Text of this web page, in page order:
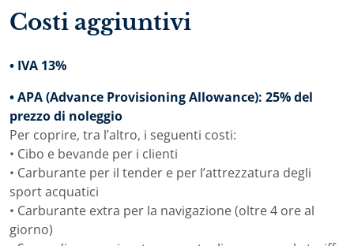
giornata e dell’ancoraggio, i pasti possono essere serviti
nel salone o all’esterno sul ponte di poppa. Pranzi
cittadina costiera sullo sfondo rendono la cucina parte
Per chi cerca uno yacht di lusso con equipaggio in
Croazia, Dalmatino offre un servizio curato, pasti
preparati a bordo, suggerimenti del capitano sulla rotta
e la privacy di uno yacht riservato esclusivamente al
proprio gruppo.
Sport acquatici a bordo di
Costi aggiuntivi
• IVA 13%
• APA (Advance Provisioning Allowance): 25% del
prezzo di noleggio
Per coprire, tra l’altro, i seguenti costi:
• Cibo e bevande per i clienti
• Carburante per il tender e per l’attrezzatura degli
sport acquatici
• Carburante extra per la navigazione (oltre 4 ore al
giorno)